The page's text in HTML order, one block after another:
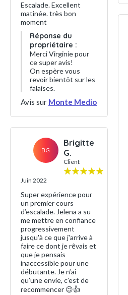
Escalade. Excellent
matinée. très bon
moment
Réponse du
propriétaire :
Merci Virginie pour
ce super avis!
On espère vous
revoir bientôt sur les
falaises.
Avis sur Monte Medio
BG
Brigitte
G.
Client
Juin 2022
Super expérience pour
un premier cours
d’escalade. Jelena a su
me mettre en confiance
progressivement
jusqu'à ce que j'arrive à
faire ce dont je rêvais et
que je pensais
inaccessible pour une
débutante. Je n’ai
qu’une envie, c’est de
recommencer 😉👍